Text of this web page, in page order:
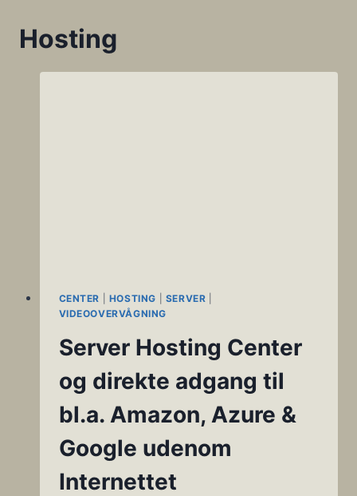
Hosting
CENTER HOSTING SERVER
VIDEOOVERVÅGNING
Server Hosting Center
og direkte adgang til
bl.a. Amazon, Azure &
Google udenom
Internettet